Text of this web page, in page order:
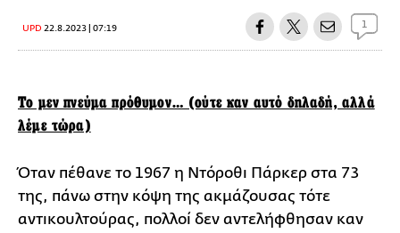
UPD 22.8.2023 | 07:19 1
Το μεν πνεύμα πρόθυμον… (ούτε καν αυτό δηλαδή, αλλά
λέμε τώρα)
Όταν πέθανε το 1967 η Ντόροθι Πάρκερ στα 73
της, πάνω στην κόψη της ακμάζουσας τότε
αντικουλτούρας, πολλοί δεν αντελήφθησαν καν